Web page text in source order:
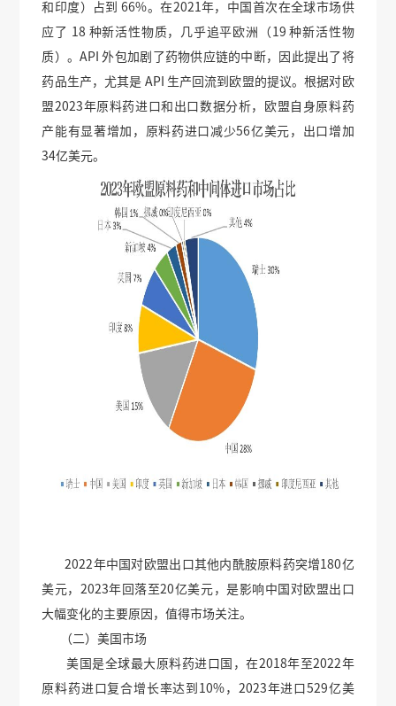
和印度）占到 66%。在2021年，中国首次在全球市场供
应了 18 种新活性物质，几乎追平欧洲（19 种新活性物
质）。API 外包加剧了药物供应链的中断，因此提出了将
药品生产，尤其是 API 生产回流到欧盟的提议。根据对欧
盟2023年原料药进口和出口数据分析，欧盟自身原料药
产能有显著增加，原料药进口减少56亿美元，出口增加
34亿美元。
2022年中国对欧盟出口其他内酰胺原料药突增180亿
美元，2023年回落至20亿美元，是影响中国对欧盟出口
大幅变化的主要原因，值得市场关注。
（二）美国市场
美国是全球最大原料药进口国，在2018年至2022年
原料药进口复合增长率达到10%，2023年进口529亿美